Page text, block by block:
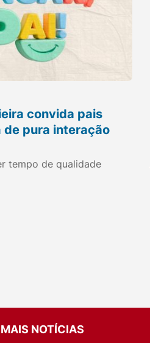
convida pais
de pura interação
tempo de qualidade
NOTÍCIAS